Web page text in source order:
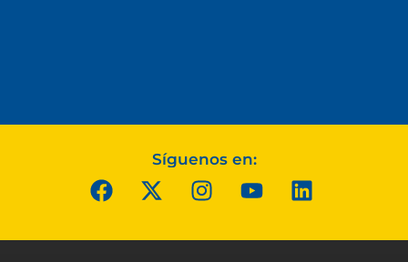
Síguenos en: